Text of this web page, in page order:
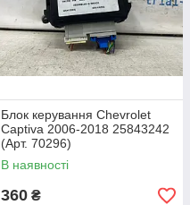
Блок керування Chevrolet
Captiva 2006-2018 25843242
(Арт. 70296)
В наявності
360 ₴